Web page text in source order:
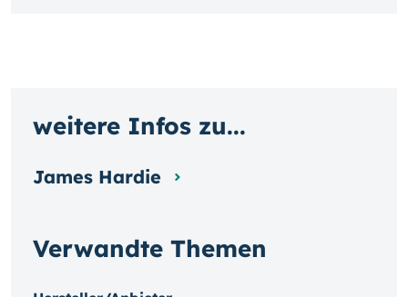
Verwandte Themen
weitere Infos zu...
James Hardie